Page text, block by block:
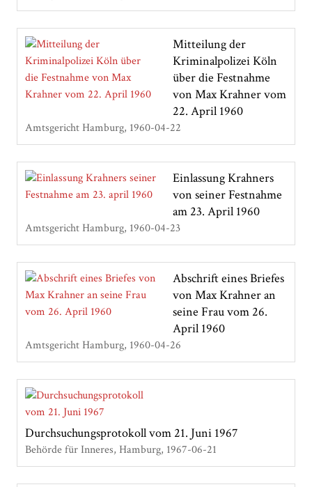
Mitteilung der
Kriminalpolizei Köln
über die Festnahme
von Max Krahner vom
22. April 1960
Amtsgericht Hamburg 1960-04-22
Einlassung Krahners
von seiner Festnahme
am 23. April 1960
Amtsgericht Hamburg 1960-04-23
Abschrift eines Briefes
von Max Krahner an
seine Frau vom 26.
April 1960
Amtsgericht Hamburg 1960-04-26
Durchsuchungsprotokoll vom 21. Juni 1967
Behörde für Inneres, Hamburg 1967-06-21